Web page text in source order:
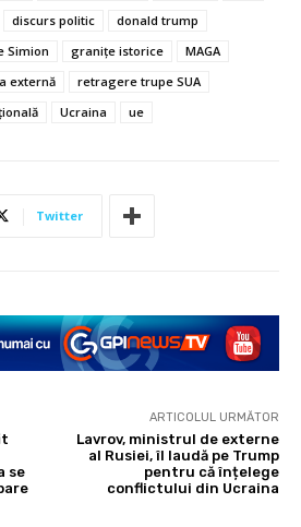
discurs politic
donald trump
Simion granițe istorice
MAGA
externă
retragere trupe SUA
Ucraina ue
Twitter
se
ARTICOLUL URMĂTOR
Lavrov, ministrul de externe
al Rusiei, îl laudă pe Trump
pentru că înțelege
conflictului din Ucraina